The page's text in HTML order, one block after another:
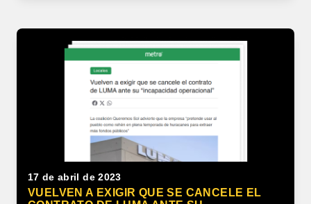
17 de abril de 2023
VUELVEN A EXIGIR QUE SE CANCELE EL